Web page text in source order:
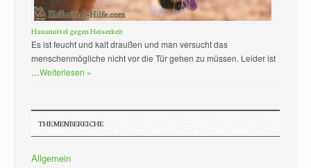
Hausmittel gegen Heiserkeit
Es ist feucht und kalt draußen und man versucht das
menschenmögliche nicht vor die Tür gehen zu müssen. Leider ist
…Weiterlesen »
THEMENBEREICHE
Allgemein